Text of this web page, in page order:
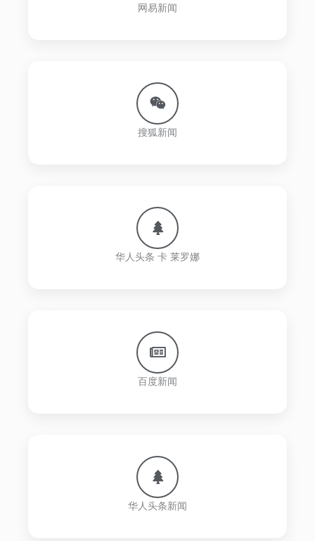
网易新闻
搜狐新闻
华人头条 卡 莱罗娜
百度新闻
华人头条新闻